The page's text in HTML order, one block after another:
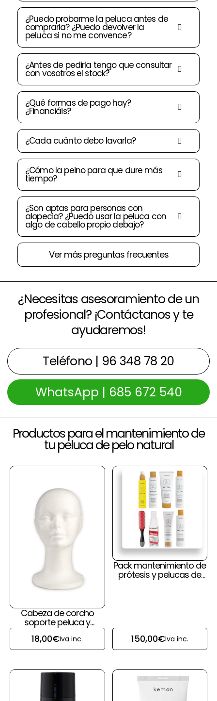
¿Puedo probarme la peluca antes de
comprarla? ¿Puedo devolver la
peluca si no me convence?
¿Antes de pedirla tengo que consultar
con vosotros el stock?
¿Qué formas de pago hay?
¿Financiáis?
¿Cada cuánto debo lavarla?
¿Cómo la peino para que dure más
tiempo?
¿Son aptas para personas con
alopecia? ¿Puedo usar la peluca con
algo de cabello propio debajo?
Ver más preguntas frecuentes
¿Necesitas asesoramiento de un
profesional? ¡Contáctanos y te
ayudaremos!
Teléfono | 96 348 78 20
WhatsApp | 685 672 540
Productos para el mantenimiento de
tu peluca de pelo natural
Cabeza de corcho
soporte peluca y
prótesis capilar
18,00€Iva inc.
Pack mantenimiento de
prótesis y pelucas de
pelo natural y cuero
150,00€Iva inc.